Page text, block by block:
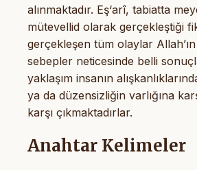
alınmaktadır. Eş‘arî, tabiatta
mütevellid olarak gerçekleştiği
gerçekleşen tüm olaylar
sebepler neticesinde belli
yaklaşım insanın
ya da düzensizliğin varlığına
karşı çıkmaktadırlar.
Anahtar Kelimeler